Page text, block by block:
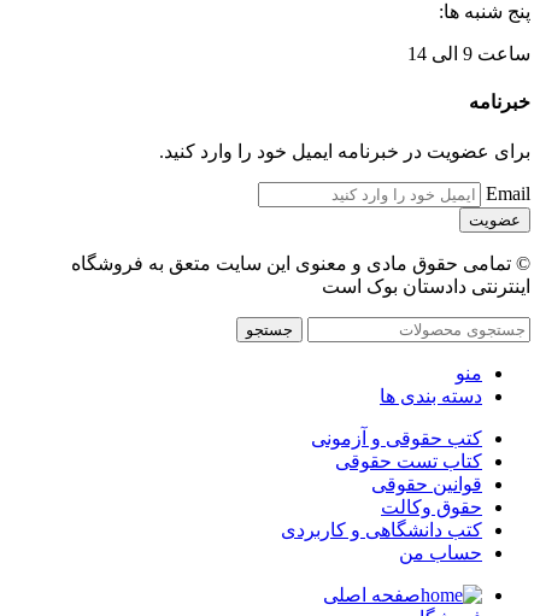
پنج شنبه ها:
ساعت 9 الی 14
خبرنامه
برای عضویت در خبرنامه ایمیل خود را وارد کنید.
Email
© تمامی حقوق مادی و معنوی این سایت متعق به فروشگاه
اینترنتی دادستان بوک است
جستجو
منو
دسته بندی ها
کتب حقوقی و آزمونی
کتاب تست حقوقی
قوانین حقوقی
حقوق وکالت
کتب دانشگاهی و کاربردی
حساب من
صفحه اصلی